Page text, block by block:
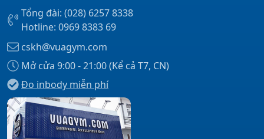
Tổng đài: (028) 6257 8338
Hotline: 0969 8383 69
cskh@vuagym.com
Mở cửa 9:00 - 21:00 (Kể cả T7, CN)
Đo inbody miễn phí